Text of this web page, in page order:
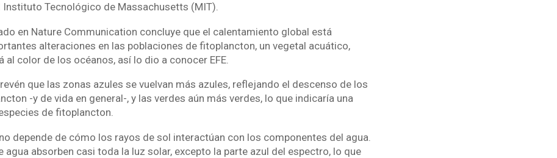
Instituto Tecnológico de Massachusetts (MIT).
en Nature Communication concluye que el calentamiento global está
alteraciones en las poblaciones de fitoplancton, un vegetal acuático,
al color de los océanos, así lo dio a conocer EFE.
que las zonas azules se vuelvan más azules, reflejando el descenso de los
-y de vida en general-, y las verdes aún más verdes, lo que indicaría una
de fitoplancton.
depende de cómo los rayos de sol interactúan con los componentes del agua.
agua absorben casi toda la luz solar, excepto la parte azul del espectro, lo que